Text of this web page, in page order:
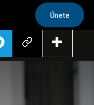
Únete